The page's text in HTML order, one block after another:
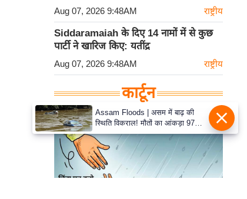
Aug 07, 2026 9:48AM राष्ट्रीय
Siddaramaiah के दिए 14 नामों में से कुछ
पार्टी ने खारिज किए: यतींद्र
Aug 07, 2026 9:48AM राष्ट्रीय
कार्टून
Assam Floods | असम में बाढ़ की
स्थिति विकराल! मौतों का आंकड़ा 97
पहुंचा, 15 जिलों के 1.68 लाख लोग
प्रभावित